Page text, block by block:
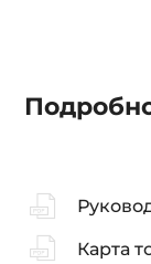
Карта